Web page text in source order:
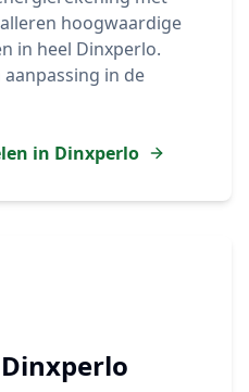
hoogwaardige
in heel Dinxperlo.
in de
in Dinxperlo
Dinxperlo